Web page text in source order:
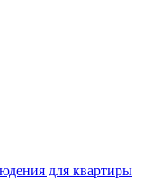
для квартиры